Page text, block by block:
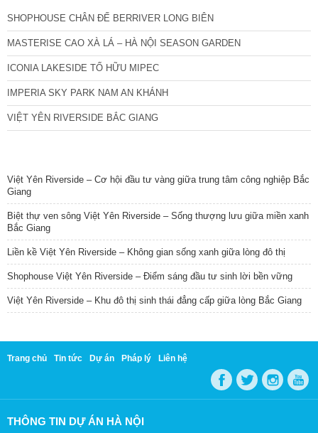
SHOPHOUSE CHÂN ĐẾ BERRIVER LONG BIÊN
MASTERISE CAO XÀ LÁ – HÀ NỘI SEASON GARDEN
ICONIA LAKESIDE TỐ HỮU MIPEC
IMPERIA SKY PARK NAM AN KHÁNH
VIỆT YÊN RIVERSIDE BẮC GIANG
Việt Yên Riverside – Cơ hội đầu tư vàng giữa trung tâm công nghiệp Bắc
Giang
Biệt thự ven sông Việt Yên Riverside – Sống thượng lưu giữa miền xanh
Bắc Giang
Liền kề Việt Yên Riverside – Không gian sống xanh giữa lòng đô thị
Shophouse Việt Yên Riverside – Điểm sáng đầu tư sinh lời bền vững
Việt Yên Riverside – Khu đô thị sinh thái đẳng cấp giữa lòng Bắc Giang
Trang chủ Tin tức Dự án Pháp lý Liên hệ
THÔNG TIN DỰ ÁN HÀ NỘI